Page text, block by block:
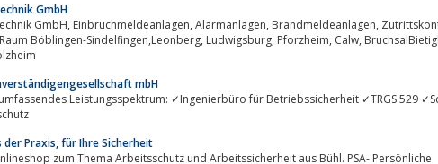
GmbH
Zutrittskontrollsysteme,
Ludwigsburg, Pforzheim, Calw, BruchsalBietigheim-Bissingen,
Friolzheim
mbH
Leistungsspektrum: ✓Ingenierbüro für Betriebssicherheit ✓TRGS 529 ✓Schulung und
Praxis, für Ihre Sicherheit